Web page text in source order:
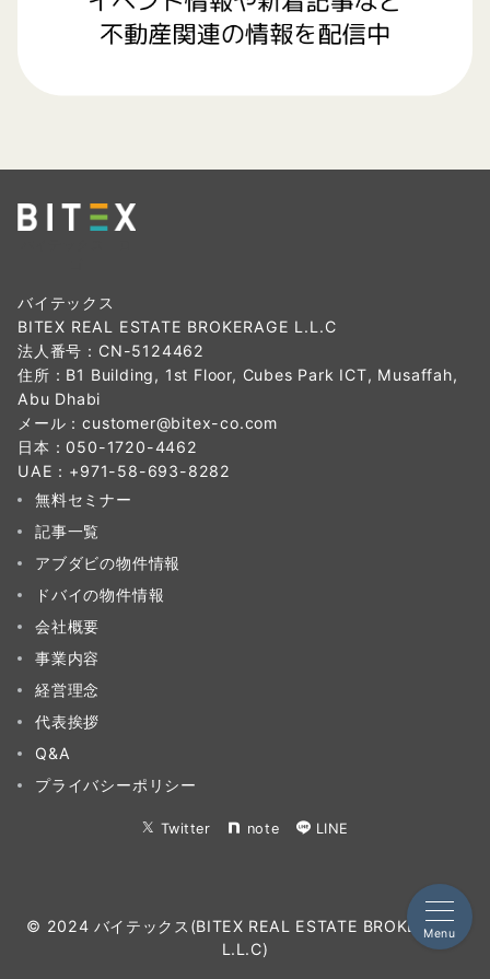
バイテックス
BITEX REAL ESTATE BROKERAGE L.L.C
法人番号：CN-5124462
住所：B1 Building, 1st Floor, Cubes Park ICT, Musaffah,
Abu Dhabi
メール：customer@bitex-co.com
日本： 050-1720-4462
UAE： +971-58-693-8282‬
無料セミナー
記事一覧
アブダビの物件情報
ドバイの物件情報
会社概要
事業内容
経営理念
代表挨拶
Q&A
プライバシーポリシー
Twitter note LINE
© 2024 バイテックス(BITEX REAL ESTATE BROKERAGE
L.L.C)
Menu